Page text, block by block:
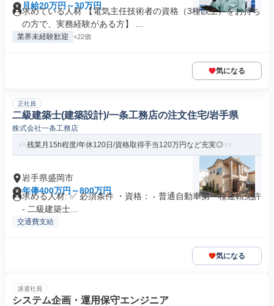
月給20万円～30万円
求めている人材 【電気主任技術者の資格（3種以上）をお持ち
の方で、実務経験がある方】 ...
業界未経験歓迎 +22個
気になる
正社員
二級建築士(建築設計)/一条工務店の注文住宅/岩手県
株式会社一条工務店
残業月15h程度/年休120日/資格取得手当120万円など充実◎
岩手県盛岡市
年俸400万円～800万円
求める人材: ✅ 必須条件 ・資格： - 普通自動車第一種運転免許
- 二級建築士...
交通費支給
気になる
派遣社員
システム企画・運用保守エンジニア